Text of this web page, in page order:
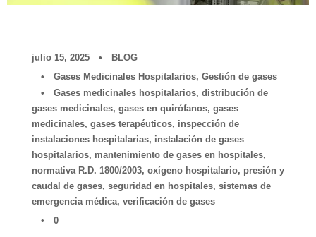
julio 15, 2025 •
BLOG
•
Gases Medicinales Hospitalarios, Gestión de gases
•
Gases medicinales hospitalarios, distribución de
gases medicinales, gases en quirófanos, gases
medicinales, gases terapéuticos, inspección de
instalaciones hospitalarias, instalación de gases
hospitalarios, mantenimiento de gases en hospitales,
normativa R.D. 1800/2003, oxígeno hospitalario, presión y
caudal de gases, seguridad en hospitales, sistemas de
emergencia médica, verificación de gases
•
0